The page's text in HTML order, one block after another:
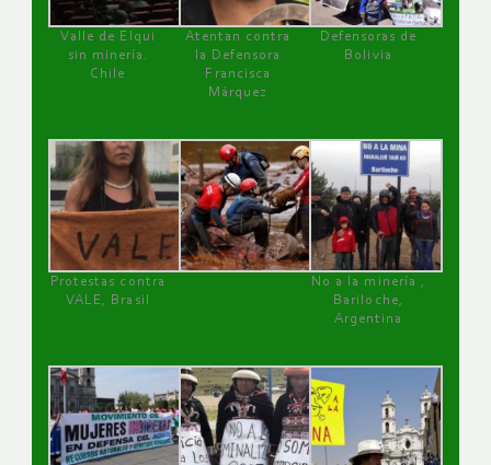
Valle de Elqui
sin minería.
Chile
Atentan contra
la Defensora
Francisca
Márquez
Defensoras de
Bolivia
Protestas contra
VALE, Brasil
No a la minería ,
Bariloche,
Argentina